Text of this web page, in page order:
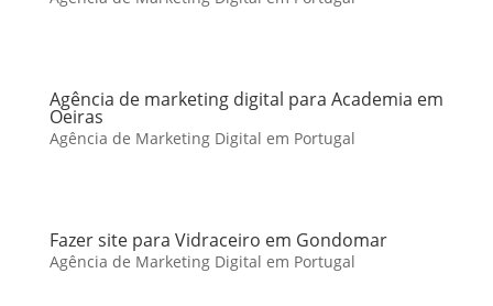
Agência de marketing digital para Academia em
Oeiras
Agência de Marketing Digital em Portugal
Fazer site para Vidraceiro em Gondomar
Agência de Marketing Digital em Portugal